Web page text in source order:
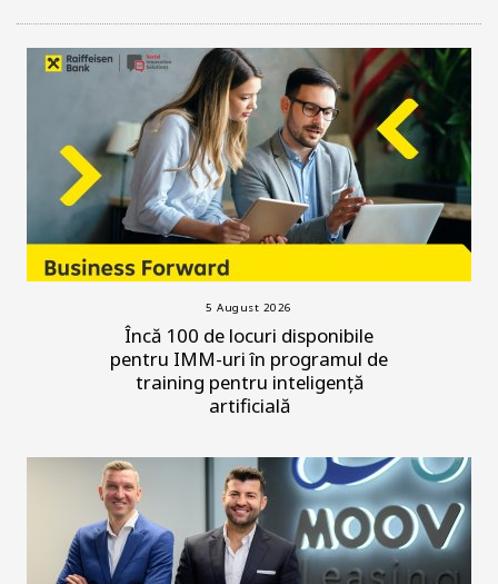
5 August 2026
Încă 100 de locuri disponibile
pentru IMM-uri în programul de
training pentru inteligență
artificială